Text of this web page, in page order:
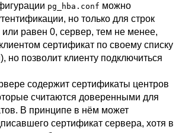
pg_hba.conf можно
но только для строк
или равен 0, сервер, тем не менее,
сертификат по своему списку
позволит клиенту подключиться
содержит сертификаты центров
считаются доверенными для
В принципе в нём может
сертификат сервера, хотя в